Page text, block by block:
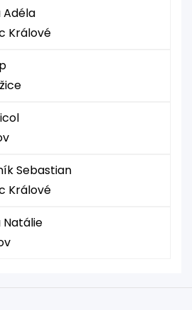
Adéla
Králové
Sebastian
Králové
Natálie